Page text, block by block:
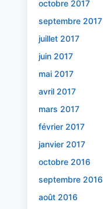
octobre 2017
septembre 2017
juillet 2017
juin 2017
mai 2017
avril 2017
mars 2017
février 2017
janvier 2017
octobre 2016
septembre 2016
août 2016